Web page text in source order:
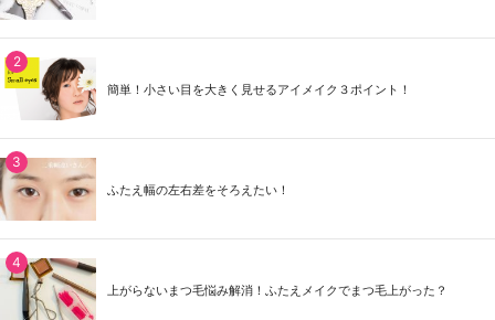
簡単！小さい目を大きく見せるアイメイク３ポイント！
ふたえ幅の左右差をそろえたい！
上がらないまつ毛悩み解消！ふたえメイクでまつ毛上がった？